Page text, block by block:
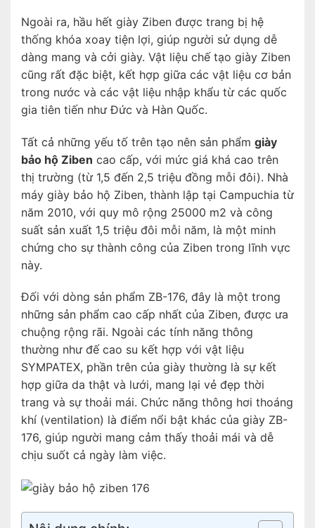
Ngoài ra, hầu hết giày Ziben được trang bị hệ
thống khóa xoay tiện lợi, giúp người sử dụng dễ
dàng mang và cởi giày. Vật liệu chế tạo giày Ziben
cũng rất đặc biệt, kết hợp giữa các vật liệu cơ bản
trong nước và các vật liệu nhập khẩu từ các quốc
gia tiên tiến như Đức và Hàn Quốc.
Tất cả những yếu tố trên tạo nên sản phẩm giày
bảo hộ Ziben cao cấp, với mức giá khá cao trên
thị trường (từ 1,5 đến 2,5 triệu đồng mỗi đôi). Nhà
máy giày bảo hộ Ziben, thành lập tại Campuchia từ
năm 2010, với quy mô rộng 25000 m2 và công
suất sản xuất 1,5 triệu đôi mỗi năm, là một minh
chứng cho sự thành công của Ziben trong lĩnh vực
này.
Đối với dòng sản phẩm ZB-176, đây là một trong
những sản phẩm cao cấp nhất của Ziben, được ưa
chuộng rộng rãi. Ngoài các tính năng thông
thường như đế cao su kết hợp với vật liệu
SYMPATEX, phần trên của giày thường là sự kết
hợp giữa da thật và lưới, mang lại vẻ đẹp thời
trang và sự thoải mái. Chức năng thông hơi thoáng
khí (ventilation) là điểm nổi bật khác của giày ZB-
176, giúp người mang cảm thấy thoải mái và dễ
chịu suốt cả ngày làm việc.